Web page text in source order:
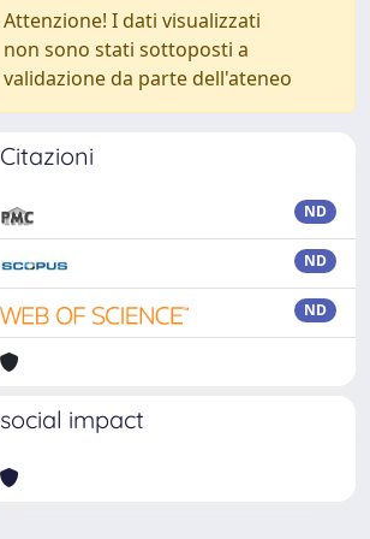
Attenzione! I dati visualizzati
non sono stati sottoposti a
validazione da parte dell'ateneo
Citazioni
ND
ND
ND
social impact